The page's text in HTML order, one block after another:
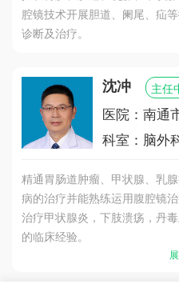
腔镜技术开展胆道、阑尾、疝
诊断及治疗。
沈冲 主任
医院：南通
科室：脑外
精通胃肠道肿瘤、甲状腺、乳
病的治疗并能熟练运用腹腔镜
治疗甲状腺炎，下肢溃疡，丹
的临床经验。